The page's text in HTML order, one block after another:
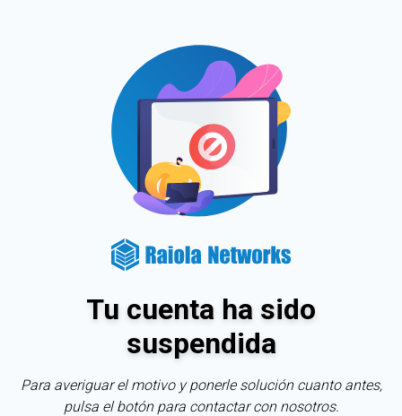
Tu cuenta ha sido
suspendida
Para averiguar el motivo y ponerle solución cuanto antes,
pulsa el botón para contactar con nosotros.